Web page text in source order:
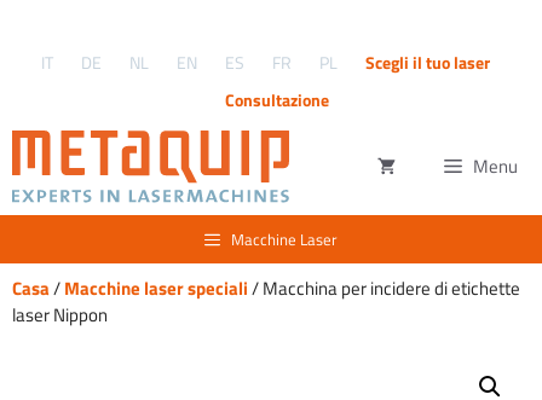
contenuto
IT DE NL EN ES FR PL
Scegli il tuo laser
Consultazione
Menu
Macchine Laser
Casa/Macchine laser speciali/ Macchina per incidere di etichette
laser Nippon